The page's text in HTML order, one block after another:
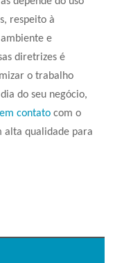
respeito à
e
diretrizes é
o trabalho
do seu negócio,
contato com o
alta qualidade para